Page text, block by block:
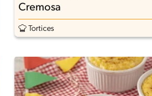
Cremosa
Tortices